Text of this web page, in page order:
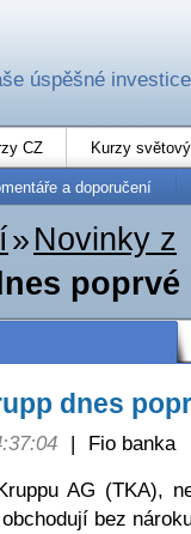
úspěšné investice
CZ Kurzy
a doporučení
» Novinky z
dnes
|
Fio banka
AG (TKA),
bez